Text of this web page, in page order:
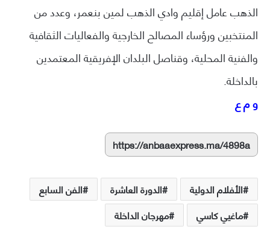
الذهب عامل إقليم وادي الذهب لمين بنعمر، وعدد من
المنتخبين ورؤساء المصالح الخارجية والفعاليات الثقافية
والفنية المحلية، وقناصل البلدان الإفريقية المعتمدين
بالداخلة.
و م ع
https://anbaaexpress.ma/4898a
الأفلام الدولية الدورة العاشرة
الفن السابع
ماغيي كاسي
مهرجان الداخلة